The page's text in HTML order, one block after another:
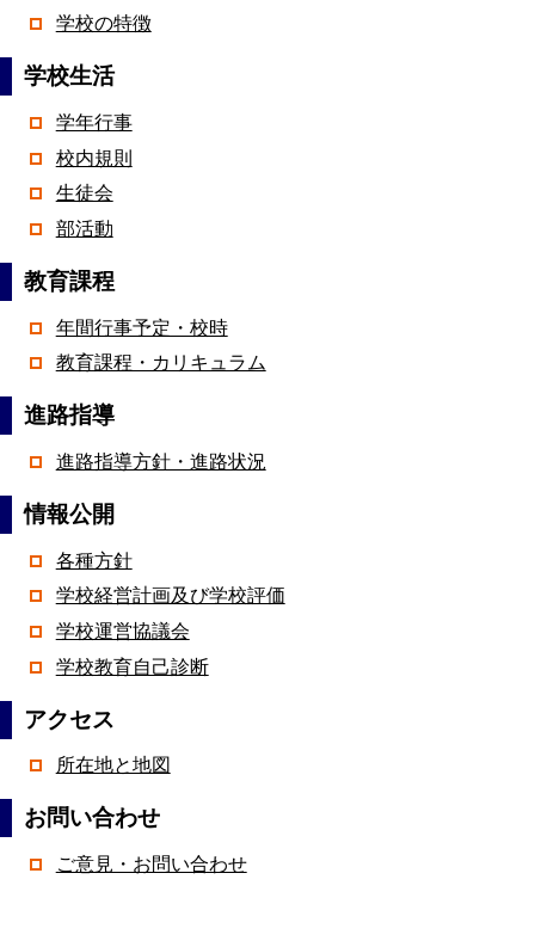
学校の特徴
学校生活
学年行事
校内規則
生徒会
部活動
教育課程
年間行事予定・校時
教育課程・カリキュラム
進路指導
進路指導方針・進路状況
情報公開
各種方針
学校経営計画及び学校評価
学校運営協議会
学校教育自己診断
アクセス
所在地と地図
お問い合わせ
ご意見・お問い合わせ